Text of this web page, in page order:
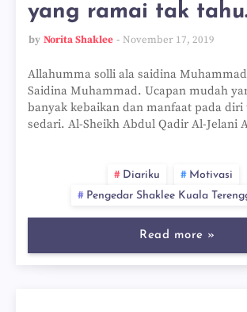
yang ramai tak
by Norita Shaklee November 17, 2019
Allahumma solli ala saidina
Saidina Muhammad. Ucapan mudah
banyak kebaikan dan manfaat pada diri
sedari. Al-Sheikh Abdul Qadir Al-Jelani
Diariku
Motivasi
Pengedar Shaklee Kuala
Read more »